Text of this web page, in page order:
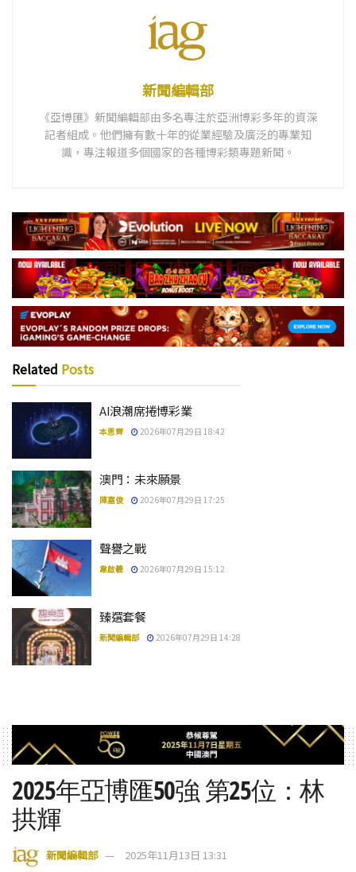
新聞編輯部
《亞博匯》新聞編輯部由多名專注於亞洲博彩多年的資深
記者組成。他們擁有數十年的從業經驗及廣泛的專業知
識，專注報道多個國家的各種博彩類專題新聞。
Related Posts
AI浪潮席捲博彩業
本思齊 2026年07月29日 18:42
澳門：未來願景
陳嘉俊 2026年07月29日 17:25
聲譽之戰
韋啟羲 2026年07月29日 15:12
臻選套餐
新聞編輯部 2026年07月29日 14:28
2025年亞博匯50強 第25位：林
拱輝
新聞編輯部 2025年11月13日 13:31